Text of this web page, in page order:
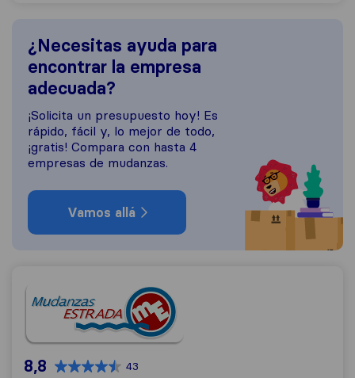
¿Necesitas ayuda para
encontrar la empresa
adecuada?
¡Solicita un presupuesto hoy! Es
rápido, fácil y, lo mejor de todo,
¡gratis! Compara con hasta 4
empresas de mudanzas.
Vamos allá
Mudanzas Estrada
8,8 43